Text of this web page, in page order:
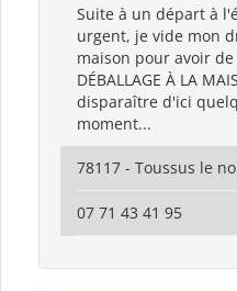
Suite à un départ à
urgent, je vide mon
maison pour avoir
DÉBALLAGE À LA
disparaître d'ici
moment...
78117 - Toussus le
07 71 43 41 95